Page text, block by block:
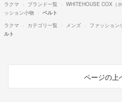
ラクマ ブランド一覧 WHITEHOUSE COX（
ッション小物
ベルト
ラクマ
カテゴリ一覧 メンズ ファッション
ルト
ページの上